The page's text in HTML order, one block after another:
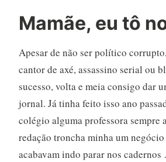
Mamãe, eu tô
Apesar de não ser político
cantor de axé, assassino serial ou
sucesso, volta e meia consigo dar
jornal. Já tinha feito isso ano
colégio alguma professora sempre
redação troncha minha um
acabavam indo parar nos